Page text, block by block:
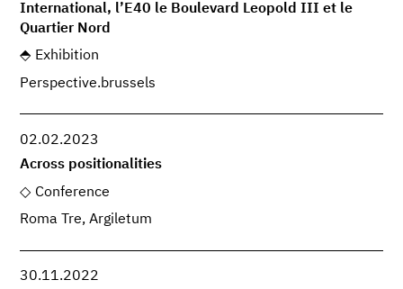
International, l’E40 le Boulevard Leopold III et le
Quartier Nord
Exhibition
Perspective.brussels
02.02.2023
Across positionalities
Conference
Roma Tre, Argiletum
30.11.2022